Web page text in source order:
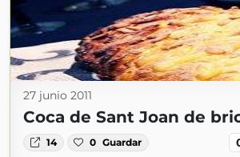
27 junio 2011
Coca de Sant Joan de
14 0 Guardar